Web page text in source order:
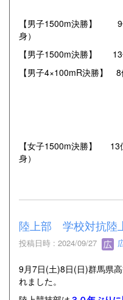
【男子1500m決勝】 9
身）
【男子1500m決勝】 13
【男子4×100mR決勝】
金子 大翔
長野 廉太朗
杉木 優斗
【女子1500m決勝】
身）
陸上部 学校対抗陸
投稿日時 : 2024/09/27
9月7日(土)8日(日)群馬県
れました。